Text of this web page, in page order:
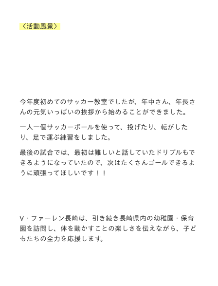
〈活動風景〉
今年度初めてのサッカー教室でしたが、年中さん、年長さ
んの元気いっぱいの挨拶から始めることができました。
一人一個サッカーボールを使って、投げたり、転がした
り、足で運ぶ練習をしました。
最後の試合では、最初は難しいと話していたドリブルもで
きるようになっていたので、次はたくさんゴールできるよ
うに頑張ってほしいです！！
V・ファーレン長崎は、引き続き長崎県内の幼稚園・保育
園を訪問し、体を動かすことの楽しさを伝えながら、子ど
もたちの全力を応援します。